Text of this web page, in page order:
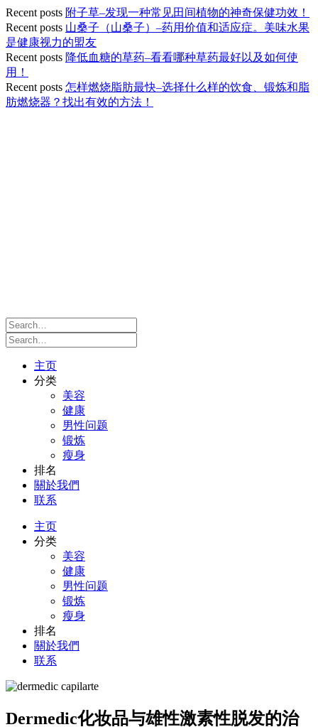
Recent posts 附子草–发现一种常见田间植物的神奇保健功效！
Recent posts 山桑子（山桑子）–药用价值和适应症。美味水果
是健康视力的盟友
Recent posts 降低血糖的草药–看看哪种草药最好以及如何使
用！
Recent posts 怎样燃烧脂肪最快–选择什么样的饮食、锻炼和脂
肪燃烧器？找出有效的方法！
主页
分类
美容
健康
男性问题
锻炼
瘦身
排名
關於我們
联系
主页
分类
美容
健康
男性问题
锻炼
瘦身
排名
關於我們
联系
Dermedic化妆品与雄性激素性脱发的治